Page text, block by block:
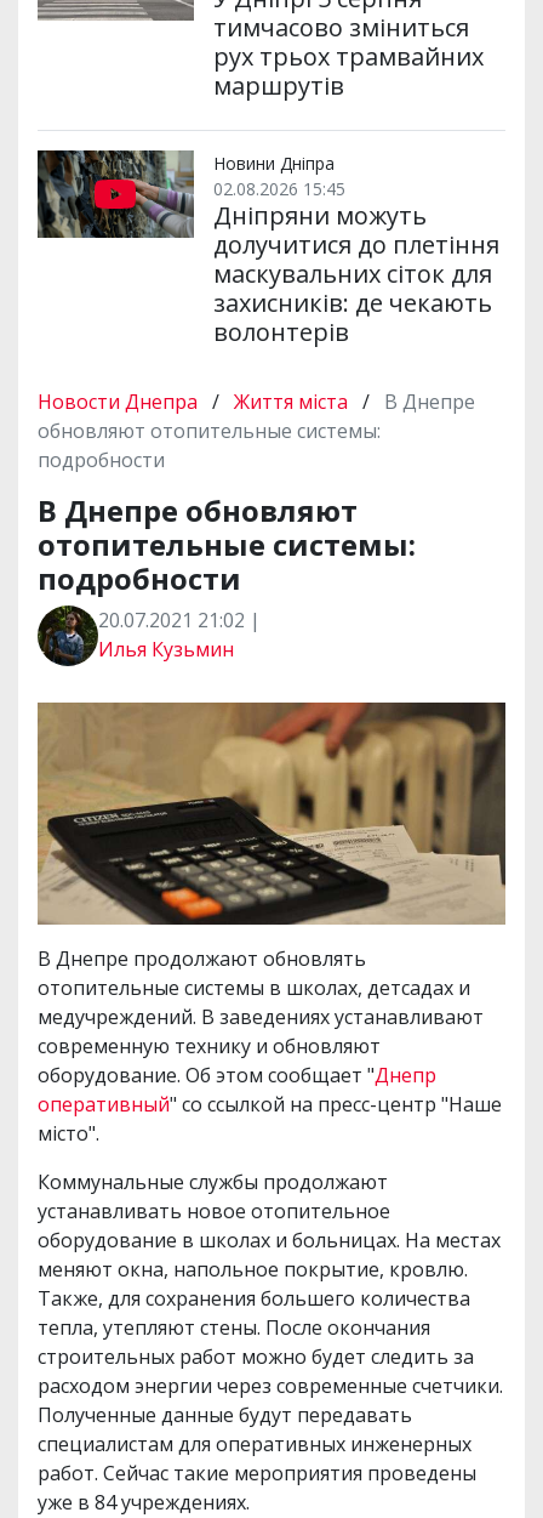
тимчасово зміниться
рух трьох трамвайних
маршрутів
Новини Дніпра
02.08.2026 15:45
Дніпряни можуть
долучитися до плетіння
маскувальних сіток для
захисників: де чекають
волонтерів
Новости Днепра / Життя міста / В Днепре
обновляют отопительные системы:
подробности
В Днепре обновляют
отопительные системы:
подробности
20.07.2021 21:02 |
Илья Кузьмин
В Днепре продолжают обновлять
отопительные системы в школах, детсадах и
медучреждений. В заведениях устанавливают
современную технику и обновляют
оборудование. Об этом сообщает "Днепр
оперативный" со ссылкой на пресс-центр "Наше
місто".
Коммунальные службы продолжают
устанавливать новое отопительное
оборудование в школах и больницах. На местах
меняют окна, напольное покрытие, кровлю.
Также, для сохранения большего количества
тепла, утепляют стены. После окончания
строительных работ можно будет следить за
расходом энергии через современные счетчики.
Полученные данные будут передавать
специалистам для оперативных инженерных
работ. Сейчас такие мероприятия проведены
уже в 84 учреждениях.